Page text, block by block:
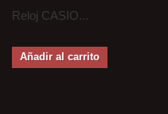
Reloj CASIO...
Añadir al carrito